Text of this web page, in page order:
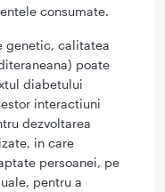
consumate.
genetic, calitatea
poate
diabetului
interactiuni
dezvoltarea
in care
persoanei, pe
pentru a